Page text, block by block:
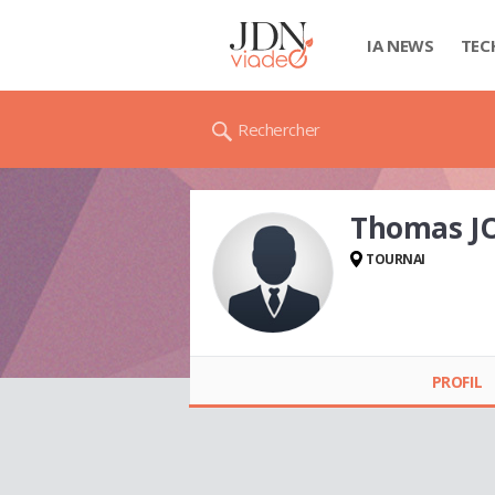
IA NEWS
Rechercher
Thomas
TOURNAI
PROFIL